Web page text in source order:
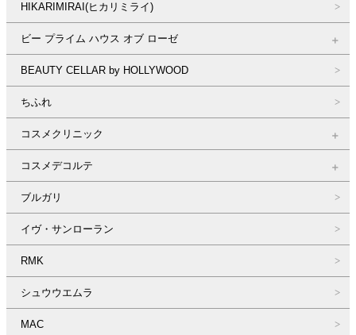
HIKARIMIRAI(ヒカリミライ)
ビー プライム ハウス オブ ローゼ
BEAUTY CELLAR by HOLLYWOOD
ちふれ
コスメクリニック
コスメデコルテ
ブルガリ
イヴ・サンローラン
RMK
シュウウエムラ
MAC